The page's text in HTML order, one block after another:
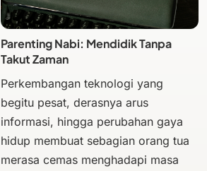
Parenting Nabi: Mendidik Tanpa
Takut Zaman
Perkembangan teknologi yang
begitu pesat, derasnya arus
informasi, hingga perubahan gaya
hidup membuat sebagian orang tua
merasa cemas menghadapi masa